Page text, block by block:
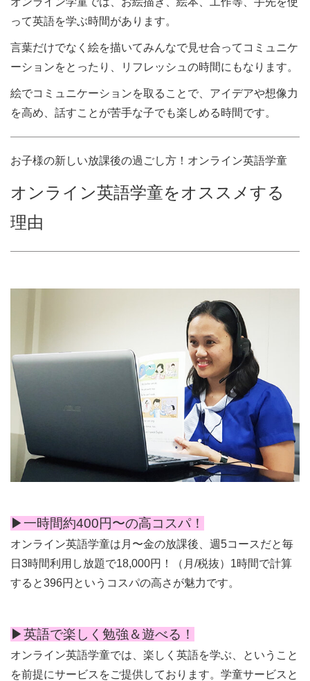
って英語を学ぶ時間があります。
言葉だけでなく絵を描いてみんなで見せ合ってコミュニケ
ーションをとったり、リフレッシュの時間にもなります。
絵でコミュニケーションを取ることで、アイデアや想像力
を高め、話すことが苦手な子でも楽しめる時間です。
お子様の新しい放課後の過ごし方！オンライン英語学童
オンライン英語学童をオススメする
理由
▶︎一時間約400円〜の高コスパ！
オンライン英語学童は月〜金の放課後、週5コースだと毎
日3時間利用し放題で18,000円！（月/税抜）1時間で計算
すると396円というコスパの高さが魅力です。
▶︎英語で楽しく勉強＆遊べる！
オンライン英語学童では、楽しく英語を学ぶ、ということ
を前提にサービスをご提供しております。学童サービスと